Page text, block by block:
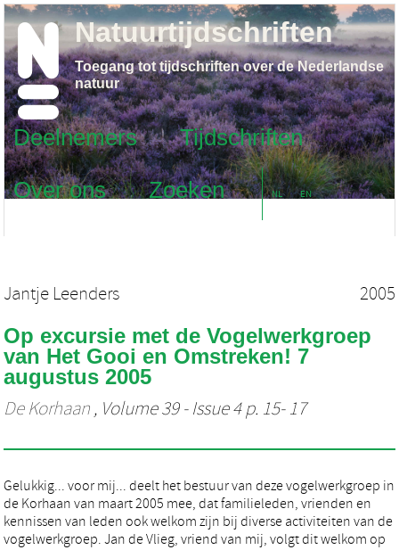
Deelnemers
Tijdschriften
Over ons
Zoeken NL EN
Natuurtijdschriften
Toegang tot tijdschriften over de Nederlandse
natuur
Jantje Leenders 2005
Op excursie met de Vogelwerkgroep
van Het Gooi en Omstreken! 7
augustus 2005
De Korhaan , Volume 39 - Issue 4 p. 15- 17
Gelukkig... voor mij... deelt het bestuur van deze vogelwerkgroep in
de Korhaan van maart 2005 mee, dat familieleden, vrienden en
kennissen van leden ook welkom zijn bij diverse activiteiten van de
vogelwerkgroep. Jan de Vlieg, vriend van mij, volgt dit welkom op